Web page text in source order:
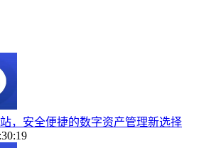
，安全便捷的数字资产管理新选择